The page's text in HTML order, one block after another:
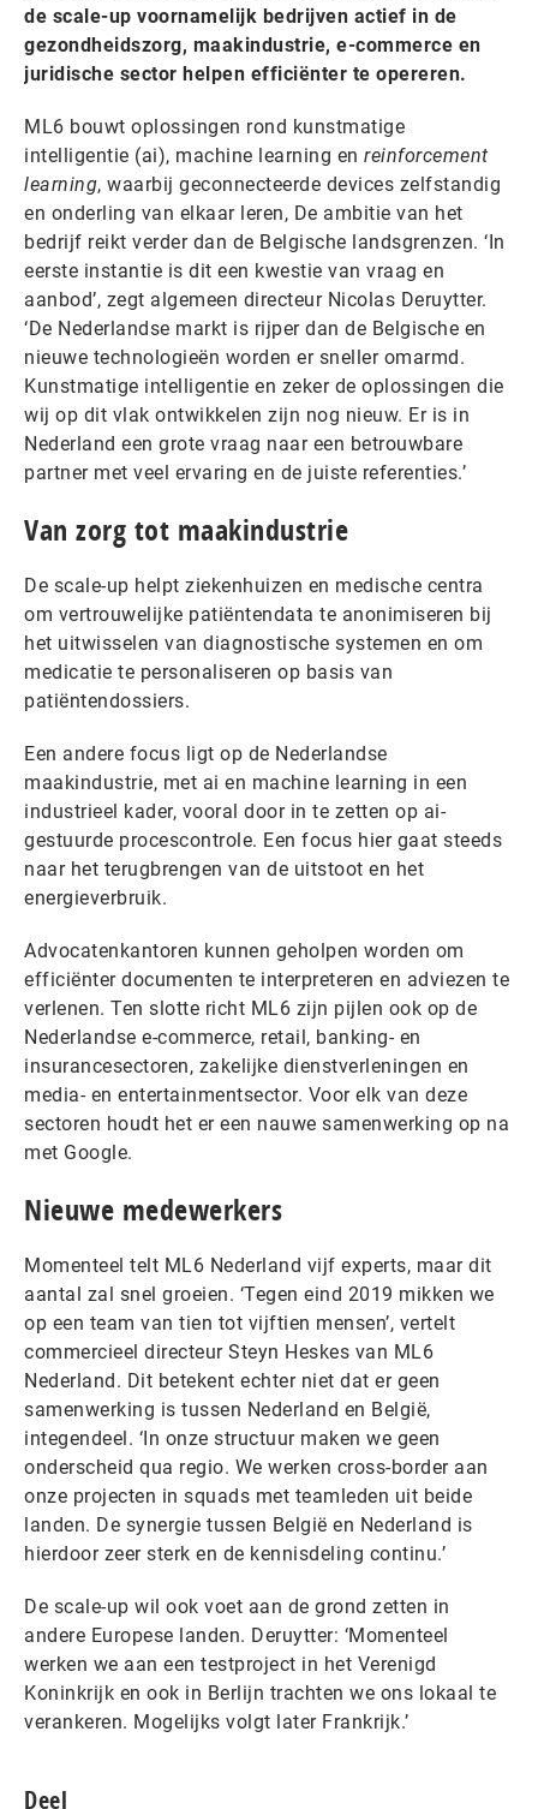
de scale-up voornamelijk bedrijven actief in de
gezondheidszorg, maakindustrie, e-commerce en
juridische sector helpen efficiënter te opereren.
ML6 bouwt oplossingen rond kunstmatige
intelligentie (ai), machine learning en reinforcement
learning, waarbij geconnecteerde devices zelfstandig
en onderling van elkaar leren, De ambitie van het
bedrijf reikt verder dan de Belgische landsgrenzen. ‘In
eerste instantie is dit een kwestie van vraag en
aanbod’, zegt algemeen directeur Nicolas Deruytter.
‘De Nederlandse markt is rijper dan de Belgische en
nieuwe technologieën worden er sneller omarmd.
Kunstmatige intelligentie en zeker de oplossingen die
wij op dit vlak ontwikkelen zijn nog nieuw. Er is in
Nederland een grote vraag naar een betrouwbare
partner met veel ervaring en de juiste referenties.’
Van zorg tot maakindustrie
De scale-up helpt ziekenhuizen en medische centra
om vertrouwelijke patiëntendata te anonimiseren bij
het uitwisselen van diagnostische systemen en om
medicatie te personaliseren op basis van
patiëntendossiers.
Een andere focus ligt op de Nederlandse
maakindustrie, met ai en machine learning in een
industrieel kader, vooral door in te zetten op ai-
gestuurde procescontrole. Een focus hier gaat steeds
naar het terugbrengen van de uitstoot en het
energieverbruik.
Advocatenkantoren kunnen geholpen worden om
efficiënter documenten te interpreteren en adviezen te
verlenen. Ten slotte richt ML6 zijn pijlen ook op de
Nederlandse e-commerce, retail, banking- en
insurancesectoren, zakelijke dienstverleningen en
media- en entertainmentsector. Voor elk van deze
sectoren houdt het er een nauwe samenwerking op na
met Google.
Nieuwe medewerkers
Momenteel telt ML6 Nederland vijf experts, maar dit
aantal zal snel groeien. ‘Tegen eind 2019 mikken we
op een team van tien tot vijftien mensen’, vertelt
commercieel directeur Steyn Heskes van ML6
Nederland. Dit betekent echter niet dat er geen
samenwerking is tussen Nederland en België,
integendeel. ‘In onze structuur maken we geen
onderscheid qua regio. We werken cross-border aan
onze projecten in squads met teamleden uit beide
landen. De synergie tussen België en Nederland is
hierdoor zeer sterk en de kennisdeling continu.’
De scale-up wil ook voet aan de grond zetten in
andere Europese landen. Deruytter: ‘Momenteel
werken we aan een testproject in het Verenigd
Koninkrijk en ook in Berlijn trachten we ons lokaal te
verankeren. Mogelijks volgt later Frankrijk.’
Deel